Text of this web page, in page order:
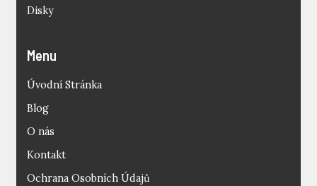
Disky
Menu
Úvodní Stránka
Blog
O nás
Kontakt
Ochrana Osobních Údajů